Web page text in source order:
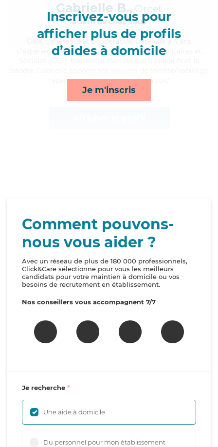
Inscrivez-vous pour
afficher plus de profils
d’aides à domicile
Je m'inscris
Gabrielle B., Orcet
à 5km de chez Vous
, généreuse et coopérative, Gabrielle a 4 ans
d'expérience et possède un BEP Carrières Sanitaires et
repas, activités et courses/livraison*
Comment pouvons-
nous vous aider ?
Avec un réseau de plus de 180 000 professionnels,
Click&Care sélectionne pour vous les meilleurs
candidats pour votre maintien à domicile ou vos
besoins de recrutement en établissement.
Nos conseillers vous accompagnent 7/7
Je recherche
Une aide à domicile
Du personnel pour mon établissement